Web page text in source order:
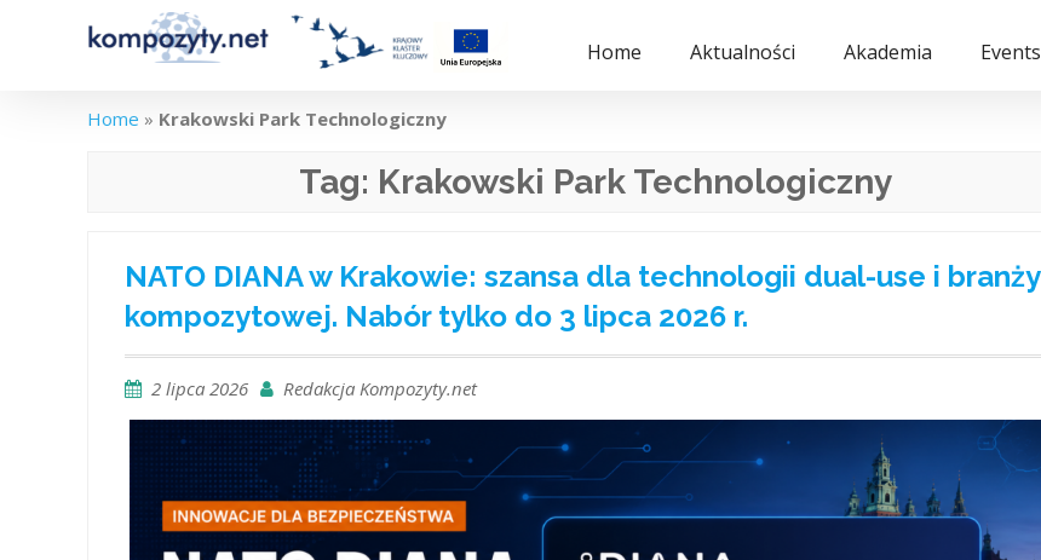
Home Aktualności Akademia Events
Home » Krakowski Park Technologiczny
Tag: Krakowski Park Technologiczny
NATO DIANA w Krakowie: szansa dla technologii dual-use i branży
kompozytowej. Nabór tylko do 3 lipca 2026 r.
2 lipca 2026 Redakcja Kompozyty.net